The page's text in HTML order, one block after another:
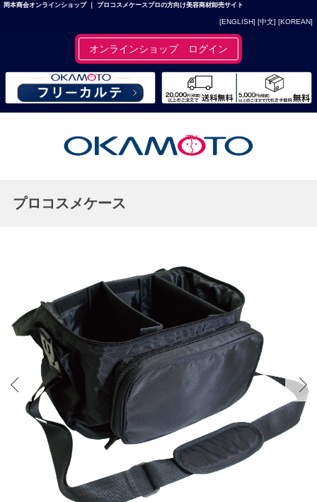
岡本商会オンラインショップ ｜ プロコスメケースプロの方向け美容商材卸売サイト
[ENGLISH] [中文] [KOREAN]
オンラインショップ ログイン
プロコスメケース